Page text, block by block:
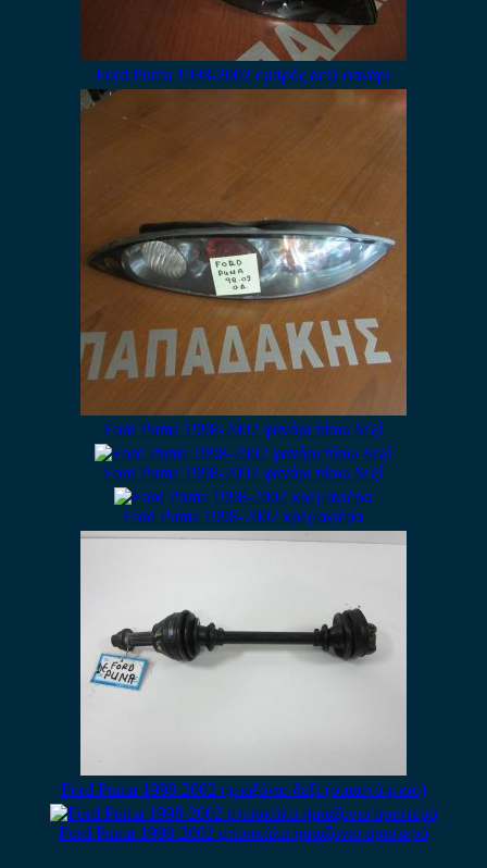
Ford Puma 1998-2002 εμπρός δεξί φανάρι
Ford Puma 1998-2002 φανάρι πίσω δεξί
Ford Puma 1998-2002 φανάρι πίσω δεξί
Ford Puma 1998-2002 κρεμαγιέρα
Ford Puma 1998-2002 ημιαξόνιο δεξί (σπαστό-μισό)
Ford Puma 1998-2002 μπουκάλα ημιαξόνιο αριστερό